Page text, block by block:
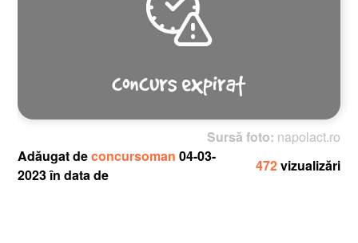
Sursă foto:napolact.ro
Adăugat deconcursoman04-03-
2023 în data de
472vizualizări